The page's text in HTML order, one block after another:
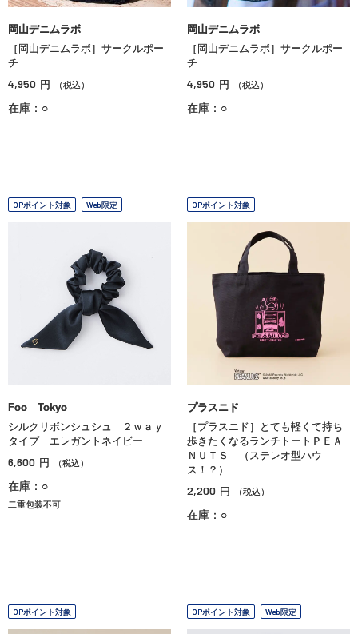
岡山デニムラボ
［岡山デニムラボ］サークルポー
チ
4,950 円 （税込）
在庫：○
岡山デニムラボ
［岡山デニムラボ］サークルポー
チ
4,950 円 （税込）
在庫：○
OPポイント対象 Web限定
Foo Tokyo
シルクリボンシュシュ ２ｗａｙ
タイプ エレガントネイビー
6,600 円 （税込）
在庫：○
二重包装不可
OPポイント対象
プラスニド
［プラスニド］とても軽くて持ち
歩きたくなるランチトートＰＥＡ
ＮＵＴＳ （ステレオ型ハウ
ス！？）
2,200 円 （税込）
在庫：○
OPポイント対象 OPポイント対象 Web限定